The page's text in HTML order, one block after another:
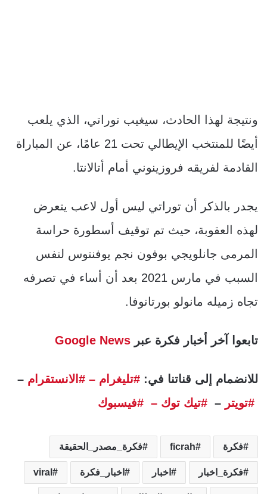
ونتيجة لهذا الحادث، سيغيب توراتي، الذي يلعب
أيضًا للمنتخب الإيطالي تحت 21 عامًا، عن المباراة
القادمة لفريقه فروزينوني أمام أتالانتا.
يجدر بالذكر أن توراتي ليس أول لاعب يتعرض
لهذه العقوبة، حيث تم توقيف أسطورة حراسة
المرمى جانلويجي بوفون نجم يوفنتوس لنفس
السبب في مارس 2021 بعد أن أساء في تصرفه
تجاه زميله مانولو بورتانوفا.
تابعوا آخر أخبار فكرة عبر Google News
للانضمام إلى قناتنا في: #تليغرام – #الانستقرام –
#تويتر – #تيك توك – #فيسبوك
فكرة ficrah فكرة_مصدر_الحقيقة
فكرة_اخبار اخبار اخبار_فكرة viral